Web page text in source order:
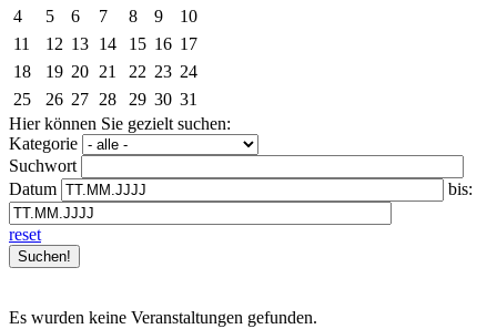
4
5 6 7 8 9
10
11
12 13 14 15 16 17
18
19 20 21 22 23 24
25
26 27 28 29 30 31
Hier können Sie gezielt suchen:
Kategorie
Suchwort
Datum
bis:
reset
Es wurden keine Veranstaltungen gefunden.